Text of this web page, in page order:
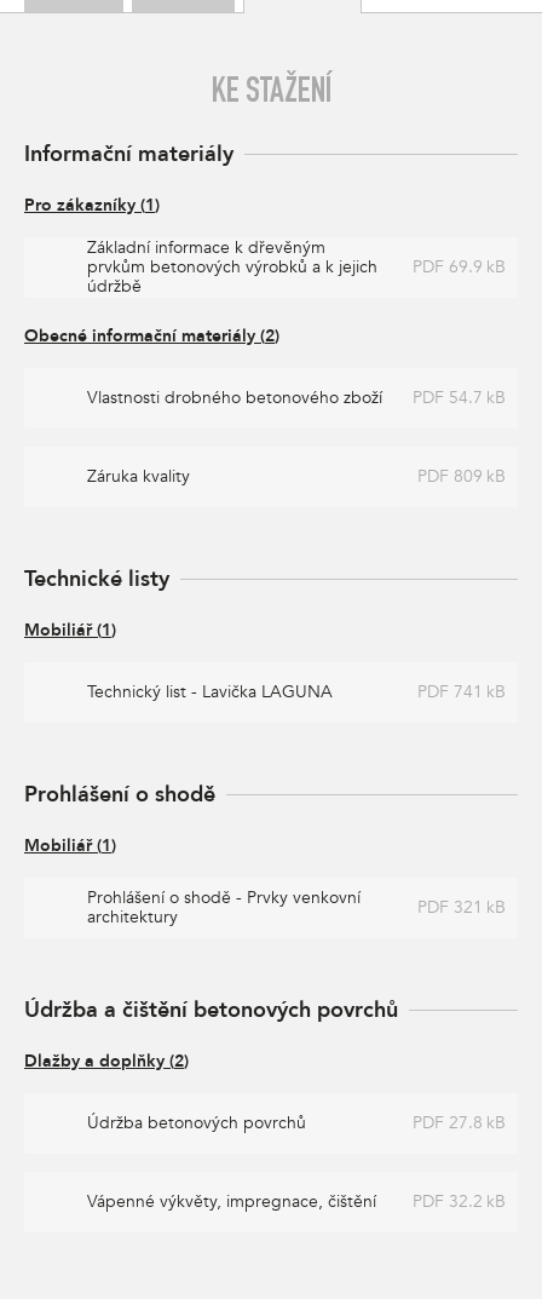
KE STAŽENÍ
Informační materiály
Pro zákazníky (1)
Základní informace k dřevěným
prvkům betonových výrobků a k jejich
údržbě
PDF 69.9 kB
Obecné informační materiály (2)
Vlastnosti drobného betonového zboží PDF 54.7 kB
Záruka kvality PDF 809 kB
Technické listy
Mobiliář(1)
Technický list - Lavička LAGUNA PDF 741 kB
Prohlášení o shodě
Mobiliář(1)
Prohlášení o shodě - Prvky venkovní
architektury
PDF 321 kB
Údržba a čištění betonových povrchů
Dlažby a doplňky (2)
Údržba betonových povrchů PDF 27.8 kB
Vápenné výkvěty, impregnace, čištění PDF 32.2 kB